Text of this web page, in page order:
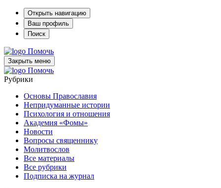
Открыть навигацию
Ваш профиль
Поиск
Помочь
Закрыть меню
Помочь
Рубрики
Основы Православия
Непридуманные истории
Психология и отношения
Академия «Фомы»
Новости
Вопросы священнику
Молитвослов
Все материалы
Все рубрики
Подписка на журнал